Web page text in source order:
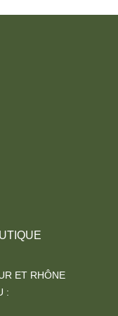
ET RHÔNE
: